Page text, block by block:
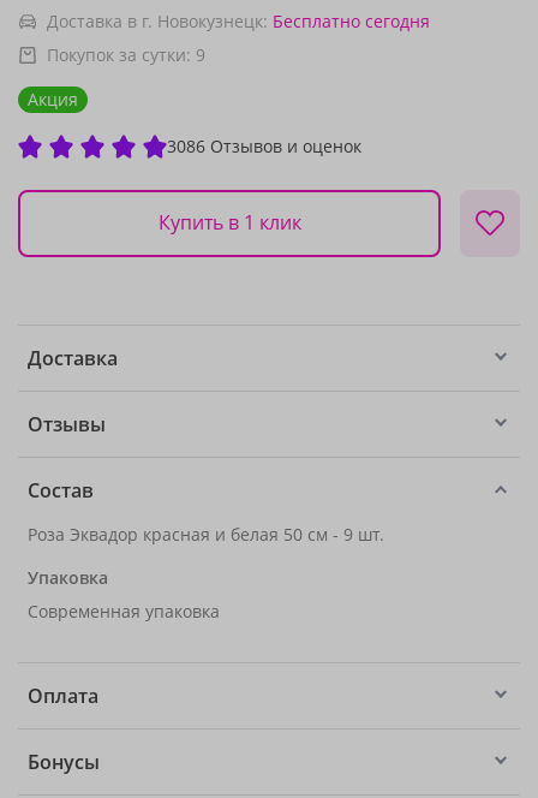
Доставка в г. Новокузнецк: Бесплатно сегодня
Покупок за сутки: 9
Акция
3086 Отзывов и оценок
Купить в 1 клик
Доставка
Отзывы
Состав
Роза Эквадор красная и белая 50 см - 9 шт.
Упаковка
Современная упаковка
Оплата
Бонусы